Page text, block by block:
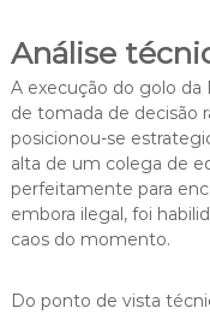
Análise
A execução do golo
de tomada de decisão
posicionou-se
alta de um colega de
perfeitamente para
embora ilegal, foi
caos do momento.
Do ponto de vista